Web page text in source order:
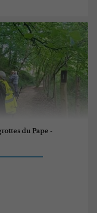
du Pape -